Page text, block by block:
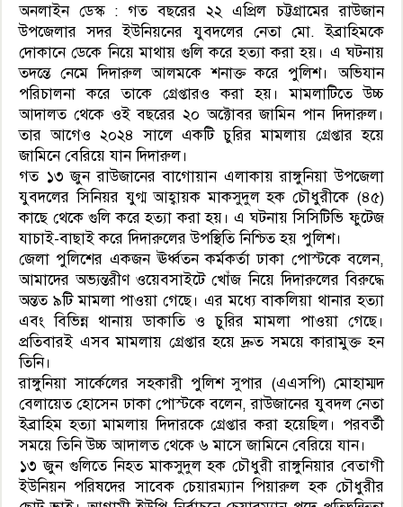
অনলাইন ডেস্ক : গত বছরের ২২ এপ্রিল চট্টগ্রামের রাউজান
উপজেলার সদর ইউনিয়নের যুবদলের নেতা মো. ইব্রাহিমকে
দোকানে ডেকে নিয়ে মাথায় গুলি করে হত্যা করা হয়। এ ঘটনায়
তদন্তে নেমে দিদারুল আলমকে শনাক্ত করে পুলিশ। অভিযান
পরিচালনা করে তাকে গ্রেপ্তারও করা হয়। মামলাটিতে উচ্চ
আদালত থেকে ওই বছরের ২০ অক্টোবর জামিন পান দিদারুল।
তার আগেও ২০২৪ সালে একটি চুরির মামলায় গ্রেপ্তার হয়ে
জামিনে বেরিয়ে যান দিদারুল।
গত ১৩ জুন রাউজানের বাগোয়ান এলাকায় রাঙ্গুনিয়া উপজেলা
যুবদলের সিনিয়র যুগ্ম আহ্বায়ক মাকসুদুল হক চৌধুরীকে (৪৫)
কাছে থেকে গুলি করে হত্যা করা হয়। এ ঘটনায় সিসিটিভি ফুটেজ
যাচাই-বাছাই করে দিদারুলের উপস্থিতি নিশ্চিত হয় পুলিশ।
জেলা পুলিশের একজন ঊর্ধ্বতন কর্মকর্তা ঢাকা পোস্টকে বলেন,
আমাদের অভ্যন্তরীণ ওয়েবসাইটে খোঁজ নিয়ে দিদারুলের বিরুদ্ধে
অন্তত ৯টি মামলা পাওয়া গেছে। এর মধ্যে বাকলিয়া থানার হত্যা
এবং বিভিন্ন থানায় ডাকাতি ও চুরির মামলা পাওয়া গেছে।
প্রতিবারই এসব মামলায় গ্রেপ্তার হয়ে দ্রুত সময়ে কারামুক্ত হন
তিনি।
রাঙ্গুনিয়া সার্কেলের সহকারী পুলিশ সুপার (এএসপি) মোহাম্মদ
বেলায়েত হোসেন ঢাকা পোস্টকে বলেন, রাউজানের যুবদল নেতা
ইব্রাহিম হত্যা মামলায় দিদারকে গ্রেপ্তার করা হয়েছিল। পরবর্তী
সময়ে তিনি উচ্চ আদালত থেকে ৬ মাসে জামিনে বেরিয়ে যান।
১৩ জুন গুলিতে নিহত মাকসুদুল হক চৌধুরী রাঙ্গুনিয়ার বেতাগী
ইউনিয়ন পরিষদের সাবেক চেয়ারম্যান পিয়ারুল হক চৌধুরীর